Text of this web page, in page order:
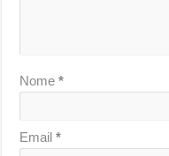
Nome*
Email*